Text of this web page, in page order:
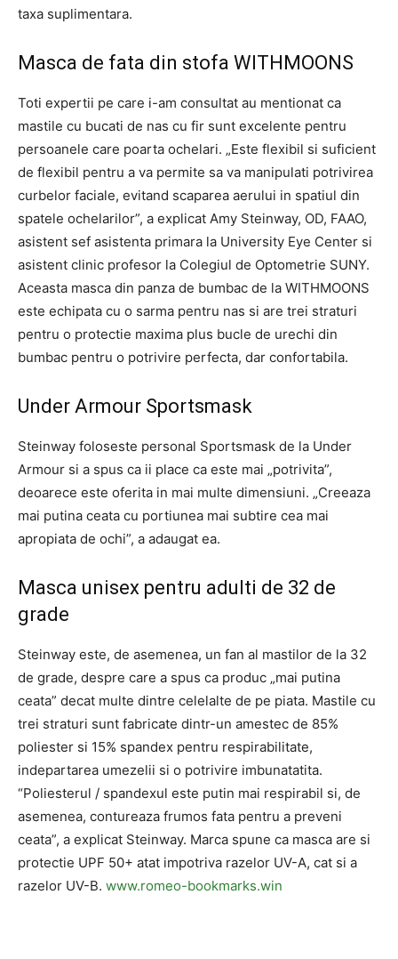
taxa suplimentara.
Masca de fata din stofa WITHMOONS
Toti expertii pe care i-am consultat au mentionat ca
mastile cu bucati de nas cu fir sunt excelente pentru
persoanele care poarta ochelari. „Este flexibil si suficient
de flexibil pentru a va permite sa va manipulati potrivirea
curbelor faciale, evitand scaparea aerului in spatiul din
spatele ochelarilor”, a explicat Amy Steinway, OD, FAAO,
asistent sef asistenta primara la University Eye Center si
asistent clinic profesor la Colegiul de Optometrie SUNY.
Aceasta masca din panza de bumbac de la WITHMOONS
este echipata cu o sarma pentru nas si are trei straturi
pentru o protectie maxima plus bucle de urechi din
bumbac pentru o potrivire perfecta, dar confortabila.
Under Armour Sportsmask
Steinway foloseste personal Sportsmask de la Under
Armour si a spus ca ii place ca este mai „potrivita”,
deoarece este oferita in mai multe dimensiuni. „Creeaza
mai putina ceata cu portiunea mai subtire cea mai
apropiata de ochi”, a adaugat ea.
Masca unisex pentru adulti de 32 de
grade
Steinway este, de asemenea, un fan al mastilor de la 32
de grade, despre care a spus ca produc „mai putina
ceata” decat multe dintre celelalte de pe piata. Mastile cu
trei straturi sunt fabricate dintr-un amestec de 85%
poliester si 15% spandex pentru respirabilitate,
indepartarea umezelii si o potrivire imbunatatita.
“Poliesterul / spandexul este putin mai respirabil si, de
asemenea, contureaza frumos fata pentru a preveni
ceata”, a explicat Steinway. Marca spune ca masca are si
protectie UPF 50+ atat impotriva razelor UV-A, cat si a
razelor UV-B. www.romeo-bookmarks.win